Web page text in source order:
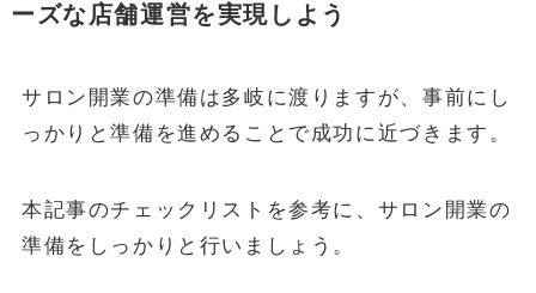
ーズな店舗運営を実現しよう
サロン開業の準備は多岐に渡りますが、事前にし
っかりと準備を進めることで成功に近づきます。
本記事のチェックリストを参考に、サロン開業の
準備をしっかりと行いましょう。